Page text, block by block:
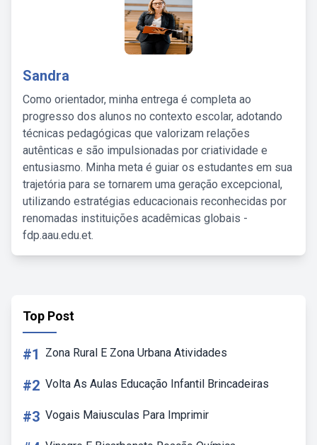
Sandra
Como orientador, minha entrega é completa ao
progresso dos alunos no contexto escolar, adotando
técnicas pedagógicas que valorizam relações
autênticas e são impulsionadas por criatividade e
entusiasmo. Minha meta é guiar os estudantes em sua
trajetória para se tornarem uma geração excepcional,
utilizando estratégias educacionais reconhecidas por
renomadas instituições acadêmicas globais -
fdp.aau.edu.et.
Top Post
#1 Zona Rural E Zona Urbana Atividades
#2 Volta As Aulas Educação Infantil Brincadeiras
#3 Vogais Maiusculas Para Imprimir